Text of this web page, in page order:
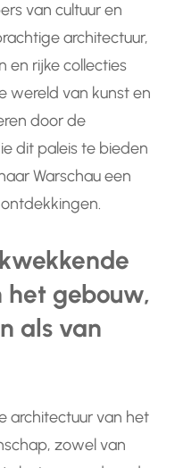
van cultuur en
architectuur,
en rijke collecties
wereld van kunst en
door de
dit paleis te bieden
Warschau een
gebouw,
als van
architectuur van het
zowel van